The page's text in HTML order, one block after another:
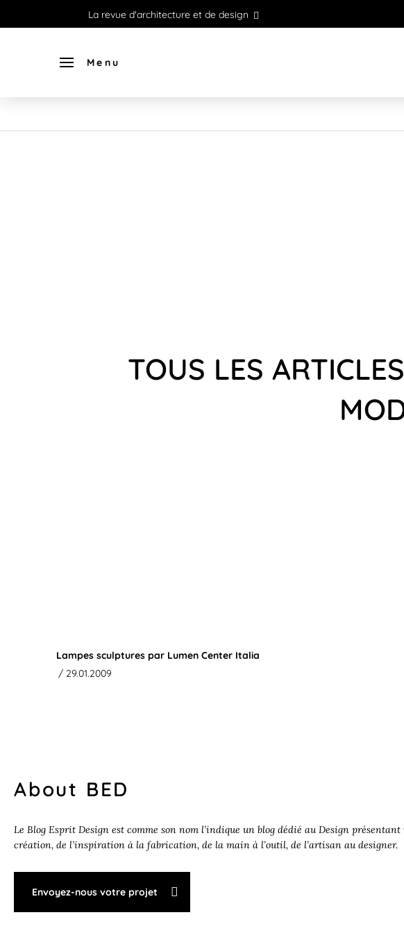
La revue d'architecture et de design
Menu
TOUS LES
Lampes sculptures par Lumen Center Italia
/ 29.01.2009
About BED
Le Blog Esprit Design est comme son nom l’indique un blog dédié au Design
création, de l’inspiration à la fabrication, de la main à l’outil, de l’artisan au designer.
Envoyez-nous votre projet